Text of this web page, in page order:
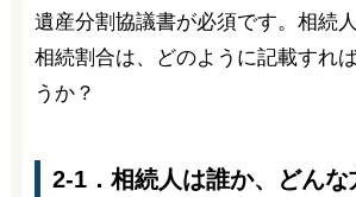
遺産分割協議書が必須です。相続
相続割合は、どのように記載すれ
うか？
2-1．相続人は誰か、どん